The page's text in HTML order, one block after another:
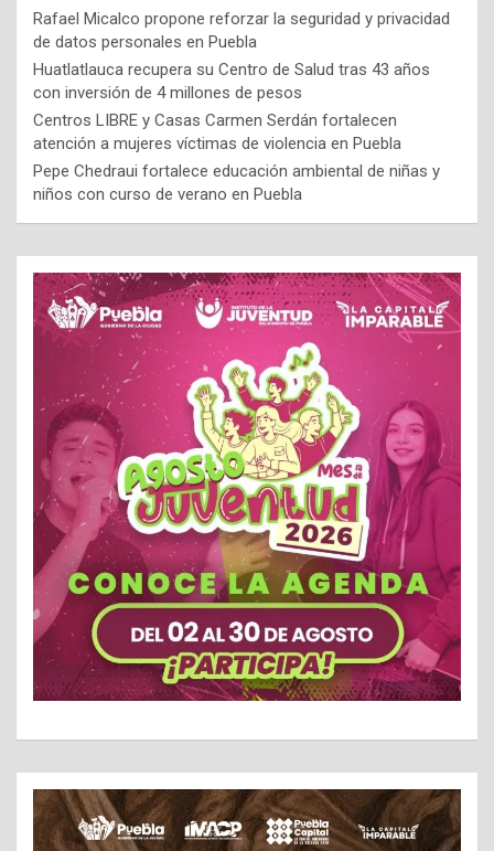
Rafael Micalco propone reforzar la seguridad y privacidad
de datos personales en Puebla
Huatlatlauca recupera su Centro de Salud tras 43 años
con inversión de 4 millones de pesos
Centros LIBRE y Casas Carmen Serdán fortalecen
atención a mujeres víctimas de violencia en Puebla
Pepe Chedraui fortalece educación ambiental de niñas y
niños con curso de verano en Puebla